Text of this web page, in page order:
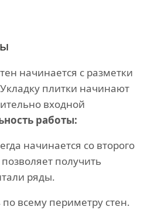
начинается с разметки
плитки начинают
входной
работы:
начинается со второго
получить
ряды.
всему периметру стен.